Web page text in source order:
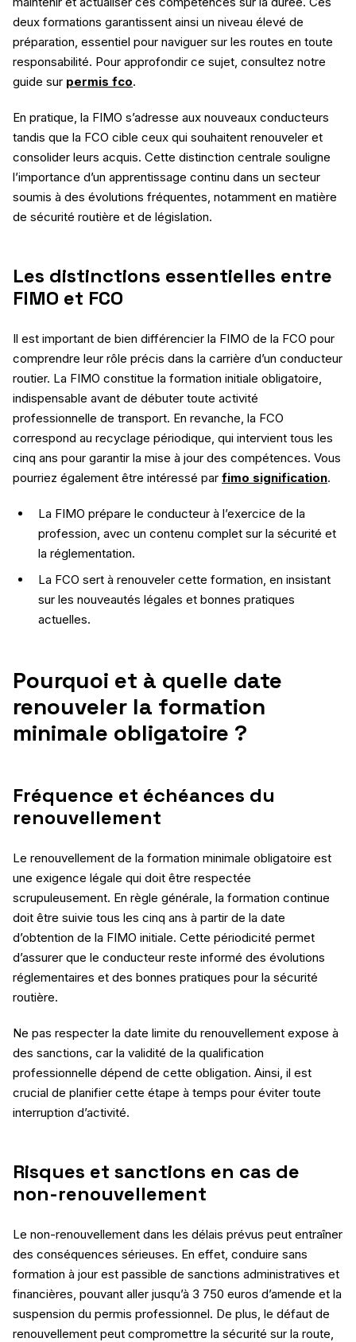
deux formations garantissent ainsi un niveau élevé de
préparation, essentiel pour naviguer sur les routes en toute
responsabilité. Pour approfondir ce sujet, consultez notre
guide sur permis fco.
En pratique, la FIMO s’adresse aux nouveaux conducteurs
tandis que la FCO cible ceux qui souhaitent renouveler et
consolider leurs acquis. Cette distinction centrale souligne
l’importance d’un apprentissage continu dans un secteur
soumis à des évolutions fréquentes, notamment en matière
de sécurité routière et de législation.
Les distinctions essentielles entre
FIMO et FCO
Il est important de bien différencier la FIMO de la FCO pour
comprendre leur rôle précis dans la carrière d’un conducteur
routier. La FIMO constitue la formation initiale obligatoire,
indispensable avant de débuter toute activité
professionnelle de transport. En revanche, la FCO
correspond au recyclage périodique, qui intervient tous les
cinq ans pour garantir la mise à jour des compétences. Vous
pourriez également être intéressé par fimo signification.
La FIMO prépare le conducteur à l’exercice de la
profession, avec un contenu complet sur la sécurité et
la réglementation.
La FCO sert à renouveler cette formation, en insistant
sur les nouveautés légales et bonnes pratiques
actuelles.
Pourquoi et à quelle date
renouveler la formation
minimale obligatoire ?
Fréquence et échéances du
renouvellement
Le renouvellement de la formation minimale obligatoire est
une exigence légale qui doit être respectée
scrupuleusement. En règle générale, la formation continue
doit être suivie tous les cinq ans à partir de la date
d’obtention de la FIMO initiale. Cette périodicité permet
d’assurer que le conducteur reste informé des évolutions
réglementaires et des bonnes pratiques pour la sécurité
routière.
Ne pas respecter la date limite du renouvellement expose à
des sanctions, car la validité de la qualification
professionnelle dépend de cette obligation. Ainsi, il est
crucial de planifier cette étape à temps pour éviter toute
interruption d’activité.
Risques et sanctions en cas de
non-renouvellement
Le non-renouvellement dans les délais prévus peut entraîner
des conséquences sérieuses. En effet, conduire sans
formation à jour est passible de sanctions administratives et
financières, pouvant aller jusqu’à 3 750 euros d’amende et la
suspension du permis professionnel. De plus, le défaut de
renouvellement peut compromettre la sécurité sur la route,